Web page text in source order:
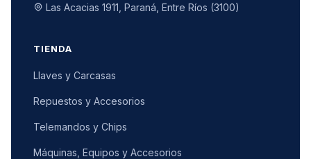
Las Acacias 1911, Paraná, Entre Ríos (3100)
TIENDA
Llaves y Carcasas
Repuestos y Accesorios
Telemandos y Chips
Máquinas, Equipos y Accesorios